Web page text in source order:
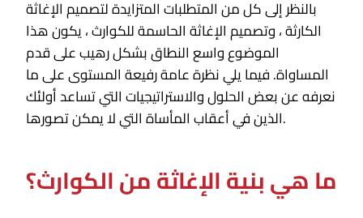
بالنظر إلى كل من المتطلبات المتزايدة لتصميم الإغاثة
الكارثة ، وتصميم الإغاثة الحاسمة للكوارث ، يكون هذا
الموضوع واسع النطاق بشكل رهيب على قدم
المساواة. فيما يلي نظرة عامة رفيعة المستوى على ما
نعرفه عن بعض الحلول والاستراتيجيات التي تساعد أولئك
الذين في أعقاب المأساة التي لا يمكن تصورها.
ما هي بنية الإغاثة من الكوارث؟